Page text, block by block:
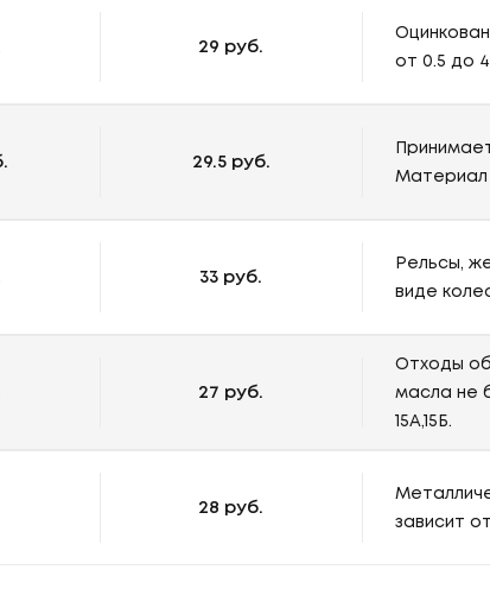
29 руб.
от 0.5 до
29.5 руб.
Материал
33 руб.
Рельсы,
виде
27 руб.
Отходы
масла не
15А,15Б.
28 руб.
зависит